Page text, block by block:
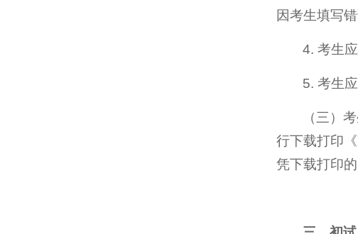
因考生填写
4. 考生
5. 考生
（三）
行下载打印
凭下载打印